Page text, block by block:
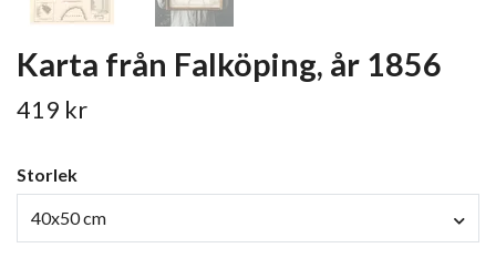
Karta från Falköping, år 1856
419 kr
Storlek
40x50 cm